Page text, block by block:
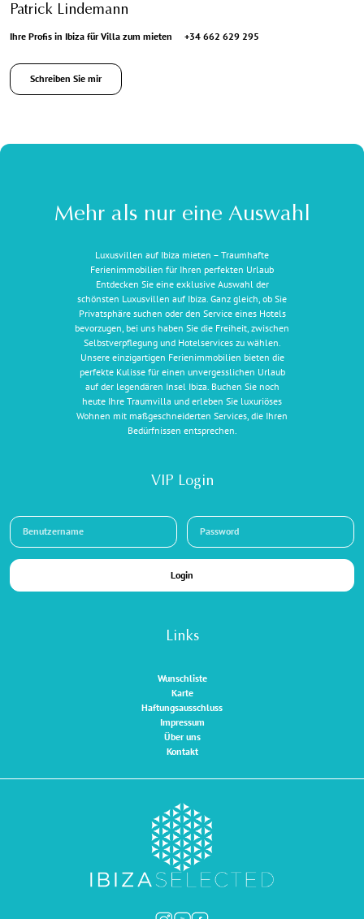
Patrick Lindemann
Ihre Profis in Ibiza für Villa zum mieten +34 662 629 295
Schreiben Sie mir
Mehr als nur eine Auswahl
Luxusvillen auf Ibiza mieten – Traumhafte
Ferienimmobilien für Ihren perfekten Urlaub
Entdecken Sie eine exklusive Auswahl der
schönsten Luxusvillen auf Ibiza. Ganz gleich, ob Sie
Privatsphäre suchen oder den Service eines Hotels
bevorzugen, bei uns haben Sie die Freiheit, zwischen
Selbstverpflegung und Hotelservices zu wählen.
Unsere einzigartigen Ferienimmobilien bieten die
perfekte Kulisse für einen unvergesslichen Urlaub
auf der legendären Insel Ibiza. Buchen Sie noch
heute Ihre Traumvilla und erleben Sie luxuriöses
Wohnen mit maßgeschneiderten Services, die Ihren
Bedürfnissen entsprechen.
Links
Wunschliste
Karte
Haftungsausschluss
Impressum
Über uns
Kontakt
VIP Login
Login